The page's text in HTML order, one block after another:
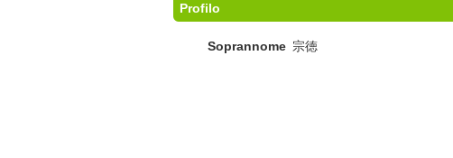
Profilo
Soprannome 宗徳